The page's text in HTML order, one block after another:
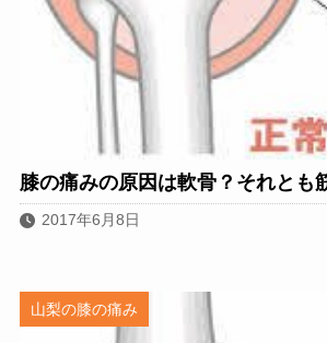
膝の痛みの原因は軟骨？それとも
2017年6月8日
山梨の膝の痛み